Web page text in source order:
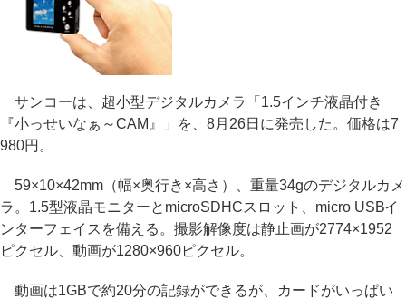
サンコーは、超小型デジタルカメラ「1.5インチ液晶付き
『小っせいなぁ～CAM』」を、8月26日に発売した。価格は7
980円。
59×10×42mm（幅×奥行き×高さ）、重量34gのデジタルカメ
ラ。1.5型液晶モニターとmicroSDHCスロット、micro USBイ
ンターフェイスを備える。撮影解像度は静止画が2774×1952
ピクセル、動画が1280×960ピクセル。
動画は1GBで約20分の記録ができるが、カードがいっぱい